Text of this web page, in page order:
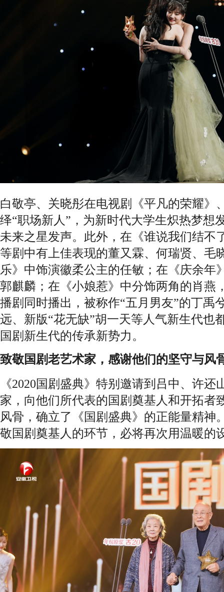
白敬亭、关晓彤在电视剧《平凡的荣耀》
绎“职场新人”，为新时代大学生炽热梦想
未来之星发声。此外，在《谁说我们结不
等剧中有上佳表现的董又霖、何瑞贤、毛
乐》中饰演徽柔公主的任敏；在《庆余年
郭麒麟；在《小娘惹》中分饰两角的肖燕
播剧同时播出，被称作“五月男友”的丁禹
远、新版“花无缺”胡一天等人气新生代也
国剧新生代的传承新势力。
致敬国剧老艺术家，感谢他们的坚守与风
《2020国剧盛典》特别邀请到吕中、许
家，向他们所代表的国剧奠基人和开拓者
风骨，确立了《国剧盛典》的正能量精神
敬国剧奠基人的环节，必将再次用温暖的